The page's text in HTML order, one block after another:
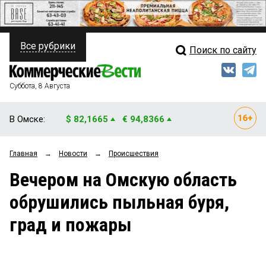
ПОЛИТИКА
ФИНАНСЫ
ОБЩЕСТВО
ЗАКОН
НОВОСТИ КОМПАНИЙ
Свежий выпуск
Мнения
Рейтинги
Блоги
Все рубрики Поиск по сайту
Суббота, 8 Августа
В Омске: $ 82,1665 € 94,8366
Главная → Новости → Происшествия
Вечером на Омскую область
обрушились пыльная буря,
град и пожары